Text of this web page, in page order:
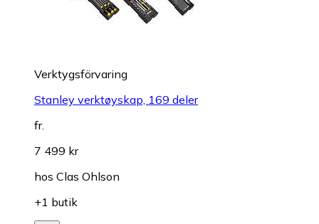
Verktygsförvaring
Stanley verktøyskap, 169 deler
fr.
7 499 kr
hos Clas Ohlson
+1 butik